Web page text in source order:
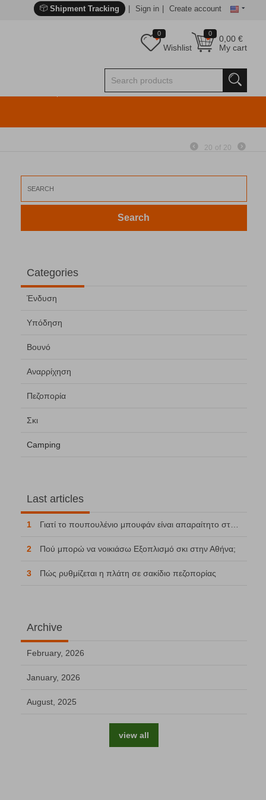
Shipment Tracking Sign in Create account
0
0,00€
My cart
0
Wishlist
20 of 20
Search
Categories
Ένδυση
Υπόδηση
Βουνό
Αναρρίχηση
Πεζοπορία
Σκι
Camping
Last articles
1 Γιατί το πουπουλένιο μπουφάν είναι απαραίτητο στο βουνό;
2 Πού μπορώ να νοικιάσω Εξοπλισμό σκι στην Αθήνα;
3 Πώς ρυθμίζεται η πλάτη σε σακίδιο πεζοπορίας
Archive
February, 2026
January, 2026
August, 2025
view all